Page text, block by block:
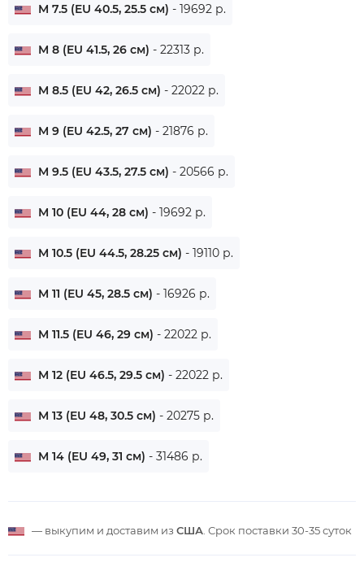
M 7.5 (EU 40.5, 25.5 см) - 19692 р.
M 8 (EU 41.5, 26 см) - 22313 р.
M 8.5 (EU 42, 26.5 см) - 22022 р.
M 9 (EU 42.5, 27 см) - 21876 р.
M 9.5 (EU 43.5, 27.5 см) - 20566 р.
M 10 (EU 44, 28 см) - 19692 р.
M 10.5 (EU 44.5, 28.25 см) - 19110 р.
M 11 (EU 45, 28.5 см) - 16926 р.
M 11.5 (EU 46, 29 см) - 22022 р.
M 12 (EU 46.5, 29.5 см) - 22022 р.
M 13 (EU 48, 30.5 см) - 20275 р.
M 14 (EU 49, 31 см) - 31486 р.
— выкупим и доставим из США . Срок поставки 30-35 суток